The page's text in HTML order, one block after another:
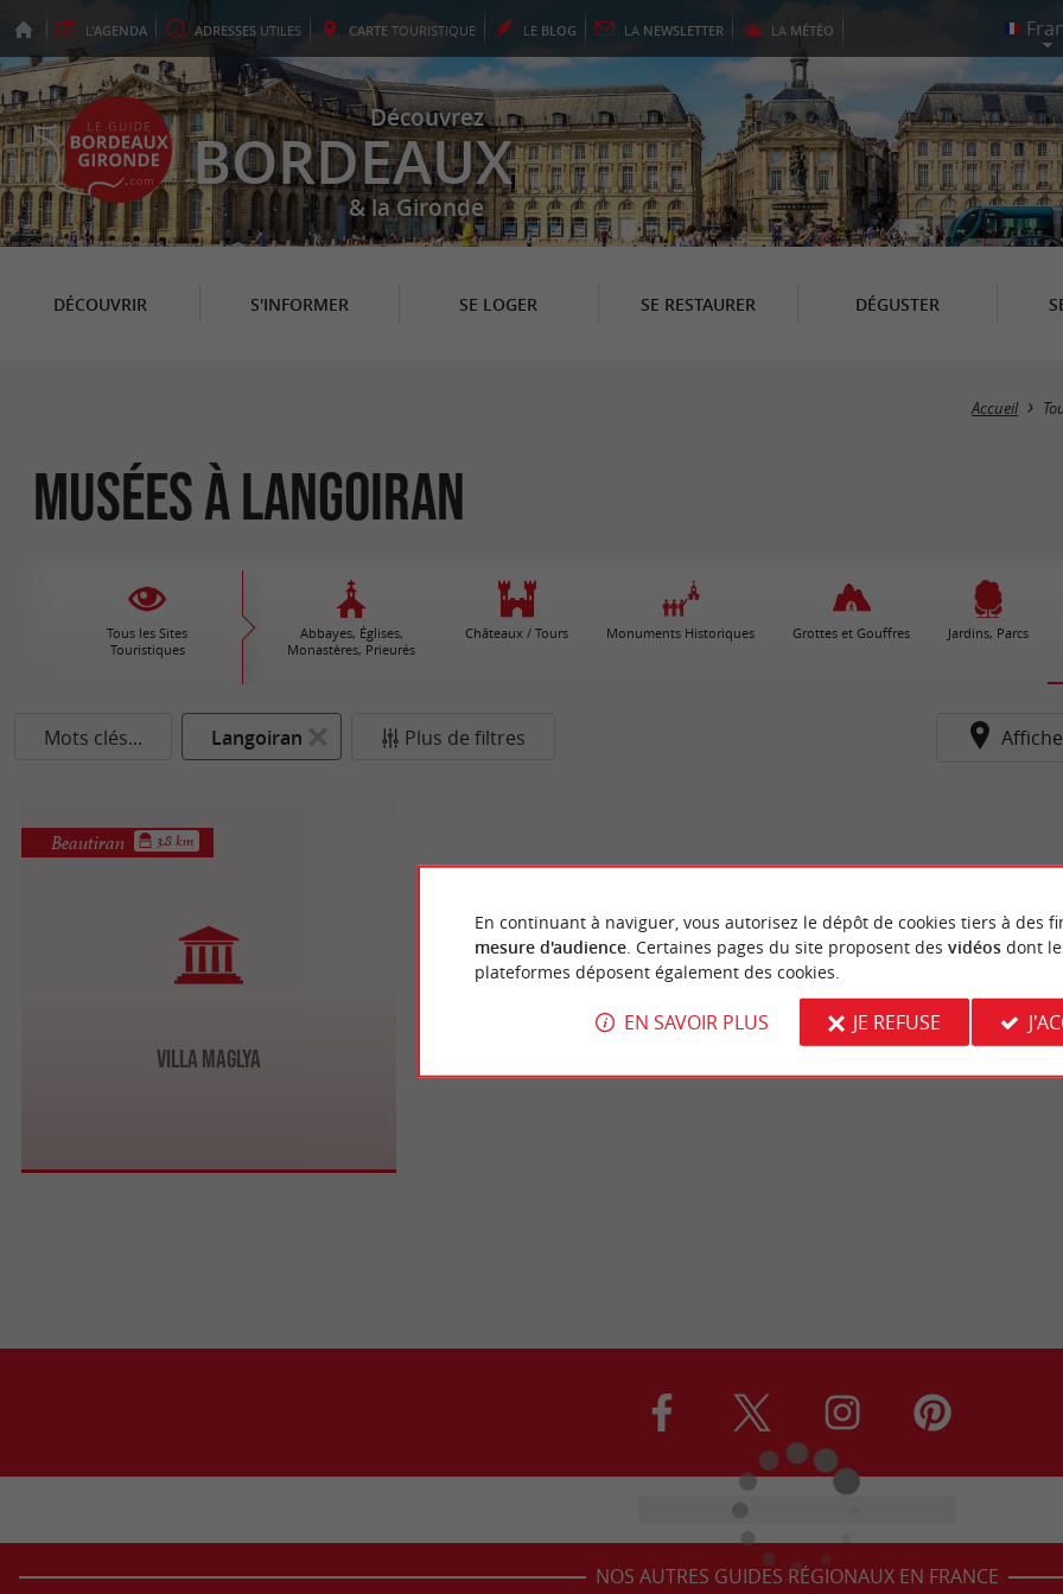
L'AGENDA ADRESSES UTILES CARTE TOURISTIQUE LE BLOG LA NEWSLETTER LA MÉTÉO
Découvrez
BORDEAUX
& la Gironde
DÉCOUVRIR S'INFORMER SE LOGER SE RESTAURER DÉGUSTER
Accueil
Musées à Langoiran
Tous les Sites
Touristiques
Abbayes, Églises,
Monastères, Prieurés
Châteaux / Tours Monuments Historiques Grottes et Gouffres Jardins, Parcs
Mots clés... Langoiran Plus de filtres
Villa Maglya
Beautiran 3.8 km
NOS AUTRES GUIDES RÉGIONAUX EN FRANCE
En continuant à naviguer, vous autorisez le dépôt de cookies tiers à des
mesure d'audience. Certaines pages du site proposent des vidéosdont
plateformes déposent également des cookies.
EN SAVOIR PLUS JE REFUSE